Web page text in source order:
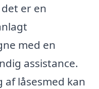
er en
med en
assistance.
af låsesmed kan